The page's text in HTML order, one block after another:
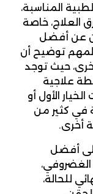
المناسبة،
العلاج، خاصة
عن أفضل
توضيح أن
حيث توجد
علاجية
الأول أو
في كثير من
أخرى.
أفضل
الغضروفي،
للحالة،